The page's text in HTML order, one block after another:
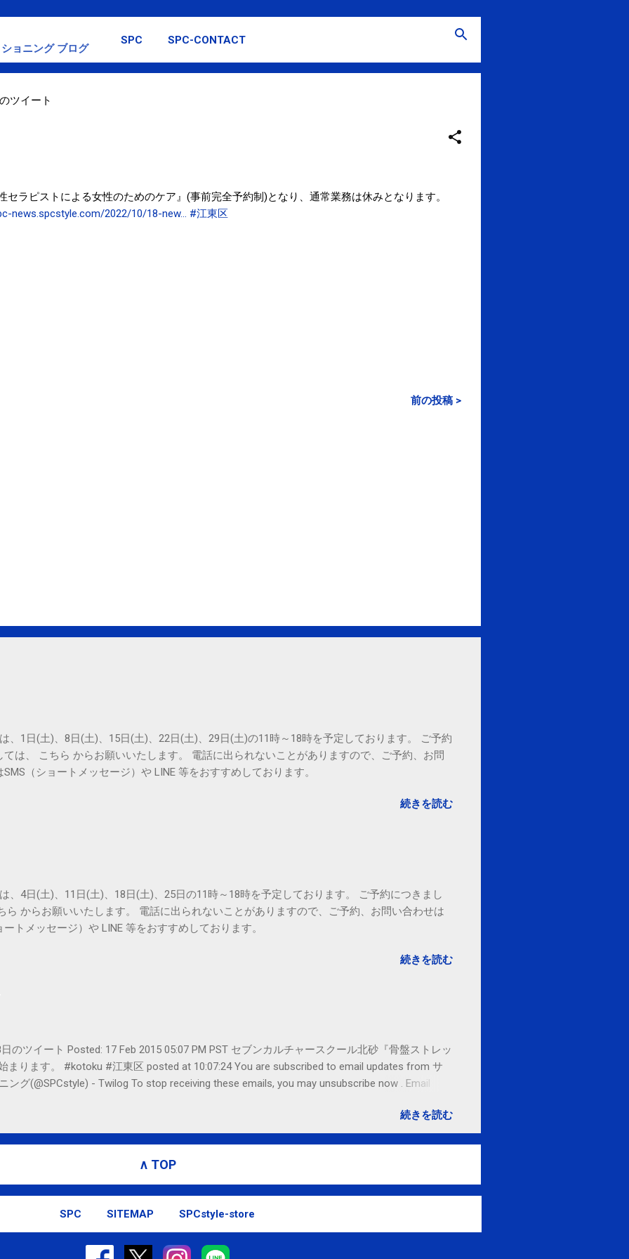
スキップしてメイン コンテンツに移動
ョニング ブログ
SPC SPC-CONTACT
ツイート
セラピストによる女性のためのケア』(事前完全予約制)となり、通常業務は休みとなります。
news.spcstyle.com/2022/10/18-new… #江東区
前の投稿 >
、1日(土)、8日(土)、15日(土)、22日(土)、29日(土)の11時～18時を予定しております。 ご予約
ては、 こちら からお願いいたします。 電話に出られないことがありますので、ご予約、お問
SMS（ショートメッセージ）や LINE 等をおすすめしております。
続きを読む
、4日(土)、11日(土)、18日(土)、25日の11時～18時を予定しております。 ご予約につきまし
ら からお願いいたします。 電話に出られないことがありますので、ご予約、お問い合わせは
ートメッセージ）や LINE 等をおすすめしております。
続きを読む
のツイート Posted: 17 Feb 2015 05:07 PM PST セブンカルチャースクール北砂『骨盤ストレッ
まります。 #kotoku #江東区 posted at 10:07:24 You are subscribed to email updates from サ
ング(@SPCstyle) - Twilog To stop receiving these emails, you may unsubscribe now . Email
続きを読む
∧ TOP
SPC SITEMAP SPCstyle-store